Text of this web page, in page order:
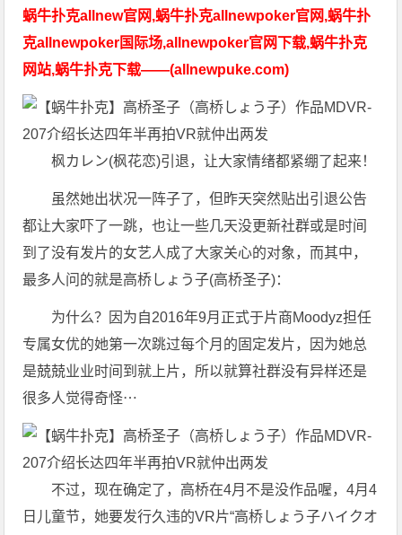
蜗牛扑克allnew官网,蜗牛扑克allnewpoker官网,蜗牛扑
克allnewpoker国际场,allnewpoker官网下载,蜗牛扑克
网站,蜗牛扑克下载——(allnewpuke.com)
枫カレン(枫花恋)引退，让大家情绪都紧绷了起来！
虽然她出状况一阵子了，但昨天突然贴出引退公告
都让大家吓了一跳，也让一些几天没更新社群或是时间
到了没有发片的女艺人成了大家关心的对象，而其中，
最多人问的就是高桥しょう子(高桥圣子)：
为什么？因为自2016年9月正式于片商Moodyz担任
专属女优的她第一次跳过每个月的固定发片，因为她总
是兢兢业业时间到就上片，所以就算社群没有异样还是
很多人觉得奇怪⋯
不过，现在确定了，高桥在4月不是没作品喔，4月4
日儿童节，她要发行久违的VR片“高桥しょう子ハイクオ